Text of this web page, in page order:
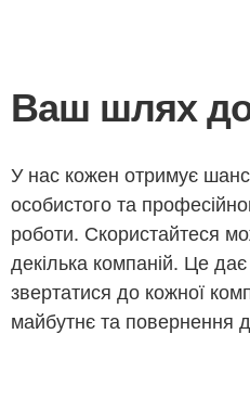
Ваш шлях до
У нас кожен отримує
особистого та
роботи. Скористайтеся
декілька компаній. Це
звертатися до кожної
майбутнє та повернення